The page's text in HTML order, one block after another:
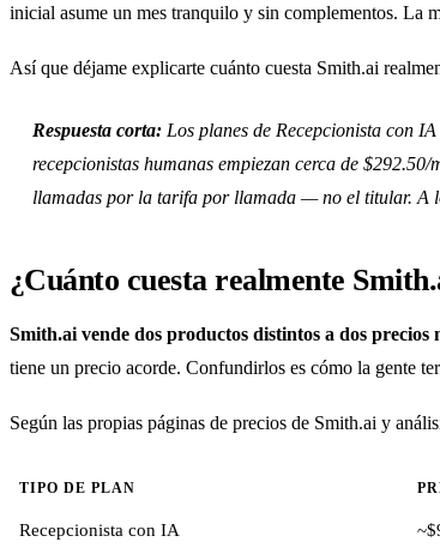
inicial asume un mes tranquilo y sin complementos. La
Así que déjame explicarte cuánto cuesta Smith.ai
Respuesta corta: Los planes de Recepcionista con
recepcionistas humanas empiezan cerca de
llamadas por la tarifa por llamada — no el titular. A
¿Cuánto cuesta realmente
Smith.ai vende dos productos distintos a dos precios
tiene un precio acorde. Confundirlos es cómo la gente
Según las propias páginas de precios de Smith.ai y
TIPO DE PLAN
Recepcionista con IA